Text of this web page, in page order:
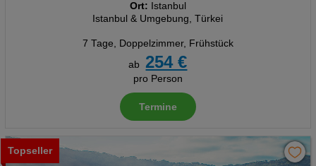
Ort: Istanbul
Istanbul & Umgebung, Türkei
7 Tage, Doppelzimmer, Frühstück
ab
254 €
pro Person
Termine
Topseller